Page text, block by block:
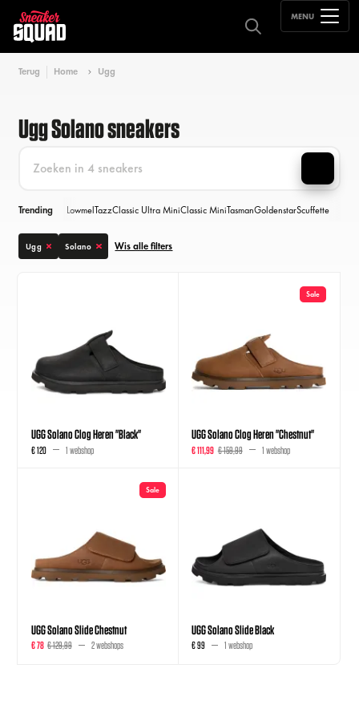
MENU
Terug Home Ugg
Ugg Solano sneakers
Trending LowmelTazzClassic Ultra MiniClassic MiniTasmanGoldenstarScuffette
Ugg Solano Wis alle filters
UGG Solano Clog Heren "Black"
€ 120 1 webshop
Sale
UGG Solano Clog Heren "Chestnut"
€ 111,99 € 159,99 1 webshop
Sale
UGG Solano Slide Chestnut
€ 78 € 129,99 2 webshops
UGG Solano Slide Black
€ 99 1 webshop